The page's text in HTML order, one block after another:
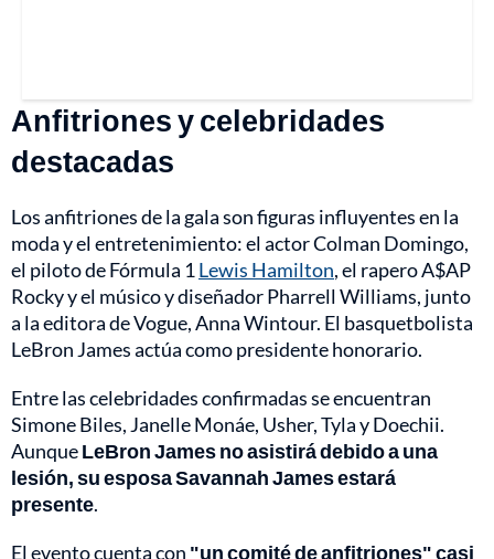
Anfitriones y celebridades
destacadas
Los anfitriones de la gala son figuras influyentes en la
moda y el entretenimiento: el actor Colman Domingo,
el piloto de Fórmula 1Lewis Hamilton, el rapero A$AP
Rocky y el músico y diseñador Pharrell Williams, junto
a la editora de Vogue, Anna Wintour. El basquetbolista
LeBron James actúa como presidente honorario.
Entre las celebridades confirmadas se encuentran
Simone Biles, Janelle Monáe, Usher, Tyla y Doechii.
AunqueLeBron James no asistirá debido a una
lesión, su esposa Savannah James estará
presente.
El evento cuenta con "un comité de anfitriones" casi